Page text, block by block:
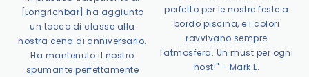
[Longrichbar] ha aggiunto
un tocco di classe alla
nostra cena di anniversario.
Ha mantenuto il nostro
spumante perfettamente
perfetto per le nostre feste a
bordo piscina, e i colori
ravvivano sempre
l'atmosfera. Un must per ogni
host!" – Mark L.